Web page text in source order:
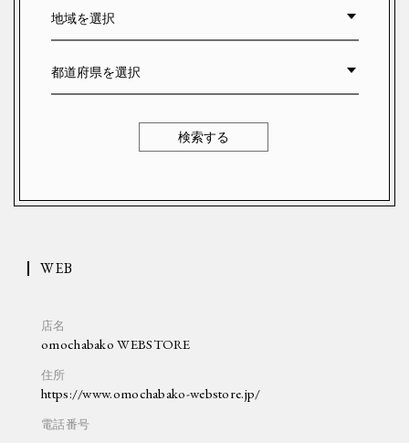
検索する
WEB
omochabako WEBSTORE
https://www.omochabako-webstore.jp/